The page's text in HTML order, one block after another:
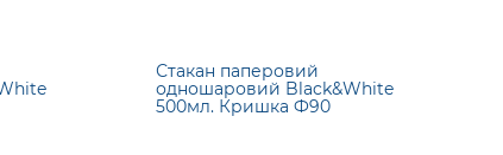
Стакан паперовий
одношаровий Black&White
500мл. Кришка Ф90